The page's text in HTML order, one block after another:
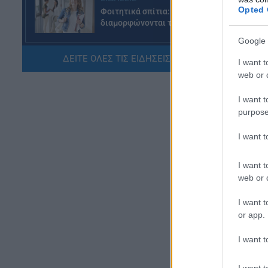
Opted
Google
I want
web or
I want
I want
I want
web or
I want
or app.
I want
Φοιτητικά σπίτια: Πώς
διαμορφώνονται τα ενοίκια
ΔΕΙΤΕ ΟΛΕΣ ΤΙΣ ΕΙΔΗΣΕΙΣ ΕΔΩ »
Ο